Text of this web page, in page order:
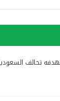
تحالف